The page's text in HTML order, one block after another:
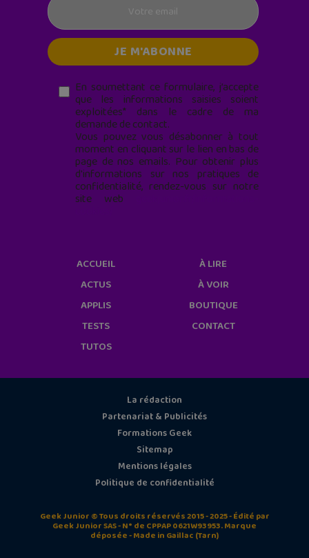
En soumettant ce formulaire, j’accepte
que les informations saisies soient
exploitées* dans le cadre de ma
demande de contact.
Vous pouvez vous désabonner à tout
moment en cliquant sur le lien en bas de
page de nos emails. Pour obtenir plus
d'informations sur nos pratiques de
confidentialité, rendez-vous sur notre
site web
ACCUEIL
ACTUS
APPLIS
TESTS
TUTOS
À LIRE
À VOIR
BOUTIQUE
CONTACT
La rédaction
Partenariat & Publicités
Formations Geek
Sitemap
Mentions légales
Politique de confidentialité
Geek Junior © Tous droits réservés 2015 - 2025 - Édité par
Geek Junior SAS - N° de CPPAP 0621W93953. Marque
déposée - Made in Gaillac (Tarn)